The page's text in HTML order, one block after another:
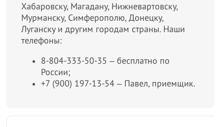
Хабаровску, Магадану, Нижневартовску,
Мурманску, Симферополю, Донецку,
Луганску и другим городам страны. Наши
телефоны:
8-804-333-50-35 ‒ бесплатно по
России;
+7 (900) 197-13-54 ‒ Павел, приемщик.